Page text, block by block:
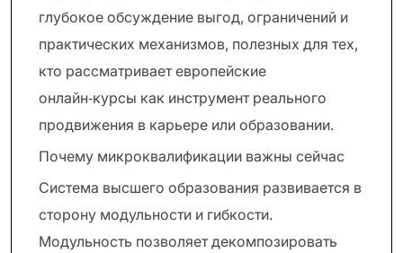
глубокое обсуждение выгод, ограничений и
практических механизмов, полезных для тех,
кто рассматривает европейские
онлайн‑курсы как инструмент реального
продвижения в карьере или образовании.
Почему микроквалификации важны сейчас
Система высшего образования развивается в
сторону модульности и гибкости.
Модульность позволяет декомпозировать